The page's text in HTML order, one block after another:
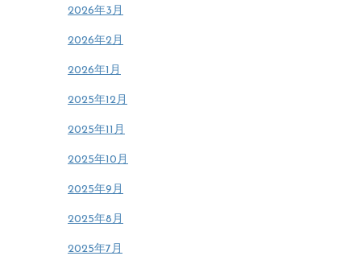
2026年3月
2026年2月
2026年1月
2025年12月
2025年11月
2025年10月
2025年9月
2025年8月
2025年7月